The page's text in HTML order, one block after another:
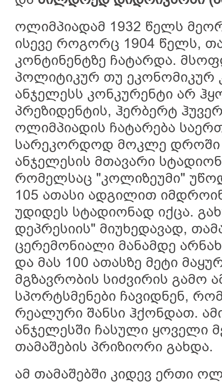
ოლიმპიადამ 1932 წელს
ისევე როგორც 1904 წელს,
კონტინენტზე ჩატარდა.
პოლიტიკურ თუ ეკონომიკურ
ანჯელესს კონკურენტი არ
პრეზიდენტის, ჰერბერტ
ოლიმპიადის ჩატარება
სარეკორდოდ მოკლე
ანჯელესის მთავარი
რომელსაც "კოლიზეუმი"
105 ათასი ადგილით
უდიდეს სტადიონად იქცა.
დეპრესიის" მიუხედავად,
ცერემონიალი მანამდე
და მას 100 ათასზე მეტი
მგზავრობის სიძვირის გამო
სპორტსმენები ჩავიდნენ,
რეალური შანსი ჰქონდათ.
ანჯელესში ჩასული ყოველი
თამაშების პრიზიორი გახდა.
ამ თამაშებში კიდევ ერთი